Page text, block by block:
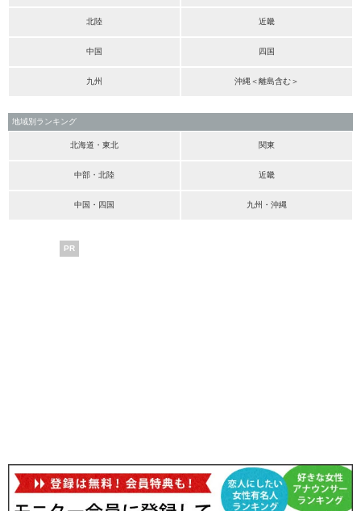
北陸 近畿
中国 四国
九州 沖縄＜離島含む＞
地域別ランキング
北海道・東北 関東
中部・北陸 近畿
中国・四国 九州・沖縄
PR